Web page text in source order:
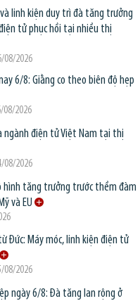
linh kiện duy trì đà tăng trưởng
tử phục hồi tại nhiều thị
08/2026
6/8: Giằng co theo biên độ hẹp
08/2026
ngành điện tử Việt Nam tại thị
08/2026
hình tăng trưởng trước thềm đàm
và EU
Đức: Máy móc, linh kiện điện tử
08/2026
ngày 6/8: Đà tăng lan rộng ở